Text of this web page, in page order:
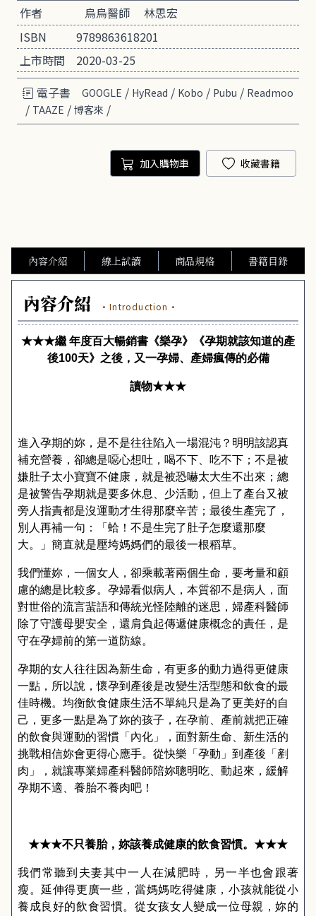
作者 烏烏醫師
林思宏
ISBN
9789863618201
上市時間
2020-03-25
電子書
GOOGLE / HyRead / Kobo / Pubu / Readmoo
/ TAAZE / 博客來 /
加入購物車 收藏書籍
內容介紹 線上試讀 商品規格 書籍目錄
內容介紹 ·Introduction·
★★★繼 年度百大暢銷書 《樂孕》《孕期就該知道的產
後100天》之後，又一孕婦、產婦瘋傳的必備
讀物★★★
進入孕期的妳，是不是往往陷入一場混沌？明明該認真
補充營養，卻總是噁心想吐，喝不下、吃不下；不是被
嫌肚子太小寶寶不健康，就是被恐嚇太大生不出來；總
是被警告孕期就是要多休息、少活動，但上了產台又被
旁人指責都是沒運動才生得那麼辛苦；最後生產完了，
別人再補一句：「蛤！不是生完了肚子怎麼還那麼
大。」簡直就是壓垮媽媽們的最後一根稻草。
我們懂妳，一個女人，卻乘載著兩個生命，要考量和顧
慮的總是比較多。孕婦看似病人，本質卻不是病人，面
對世俗的流言蜚語和傳統光怪陸離的迷思，婦產科醫師
除了守護母嬰安全，還肩負起傳遞健康概念的責任，是
守在孕婦前的第一道防線。
孕期的女人往往因為新生命，有更多的動力過得更健康
一點，所以說，懷孕到產後是改變生活型態和飲食的最
佳時機。均衡飲食健康生活不單純只是為了更美好的自
己，更多一點是為了妳的孩子，在孕前、產前就把正確
的飲食與運動的習慣「內化」，面對新生命、新生活的
挑戰相信妳會更得心應手。從快樂「孕動」到產後「剷
肉」，就讓專業婦產科醫師陪妳聰明吃、動起來，緩解
孕期不適、養胎不養肉吧！
★★★不只養胎，妳該養成健康的飲食習慣。 ★★★
我們常聽到夫妻其中一人在減肥時，另一半也會跟著
瘦。延伸得更廣一些，當媽媽吃得健康，小孩就能從小
養成良好的飲食習慣。從女孩女人變成一位母親，妳的